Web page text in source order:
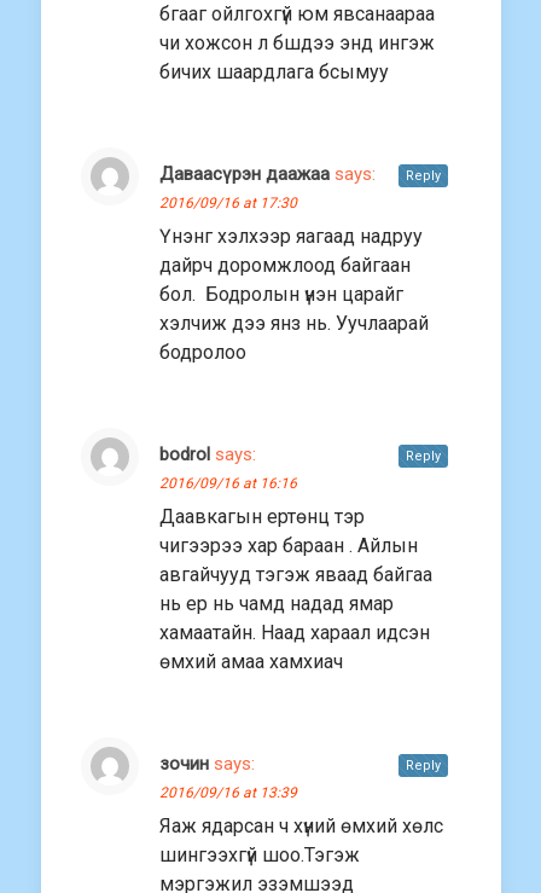
бгааг ойлгохгүй юм явсанаараа
чи хожсон л бшдээ энд ингэж
бичих шаардлага бсымуу
Даваасүрэн даажаа says:
2016/09/16 at 17:30
Үнэнг хэлхээр яагаад надруу
дайрч доромжлоод байгаан
бол. Бодролын үнэн царайг
хэлчиж дээ янз нь. Уучлаарай
бодролоо
Reply
bodrol says:
2016/09/16 at 16:16
Даавкагын ертөнц тэр
чигээрээ хар бараан . Айлын
авгайчууд тэгэж яваад байгаа
нь ер нь чамд надад ямар
хамаатайн. Наад хараал идсэн
өмхий амаа хамхиач
Reply
зочин says:
2016/09/16 at 13:39
Яаж ядарсан ч хүний өмхий хөлс
шингээхгүй шоо.Тэгэж
мэргэжил эзэмшээд
Reply